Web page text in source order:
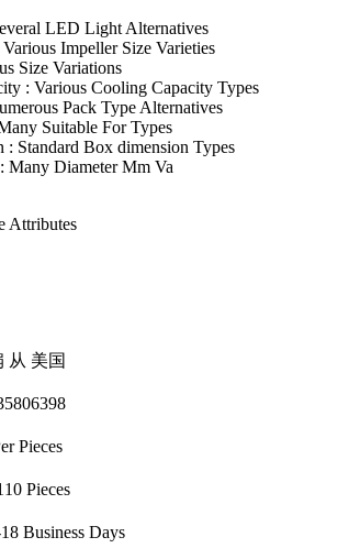
LED Light Alternatives
Various Impeller Size Varieties
Size Variations
: Various Cooling Capacity Types
Pack Type Alternatives
Suitable For Types
: Standard Box dimension Types
Many Diameter Mm Va
Attributes
从 美国
Pieces
Pieces
Business Days